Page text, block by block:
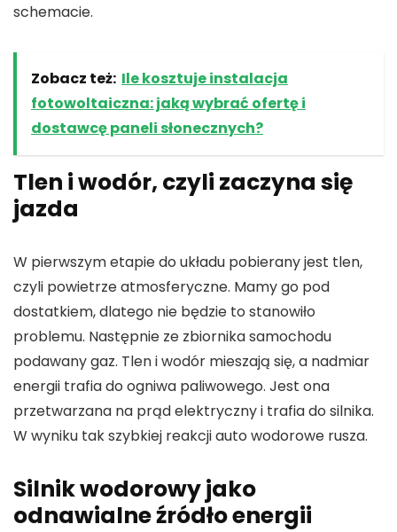
schemacie.
Zobacz też: Ile kosztuje instalacja
fotowoltaiczna: jaką wybrać ofertę i
dostawcę paneli słonecznych?
Tlen i wodór, czyli zaczyna się
jazda
W pierwszym etapie do układu pobierany jest tlen,
czyli powietrze atmosferyczne. Mamy go pod
dostatkiem, dlatego nie będzie to stanowiło
problemu. Następnie ze zbiornika samochodu
podawany gaz. Tlen i wodór mieszają się, a nadmiar
energii trafia do ogniwa paliwowego. Jest ona
przetwarzana na prąd elektryczny i trafia do silnika.
W wyniku tak szybkiej reakcji auto wodorowe rusza.
Silnik wodorowy jako
odnawialne źródło energii